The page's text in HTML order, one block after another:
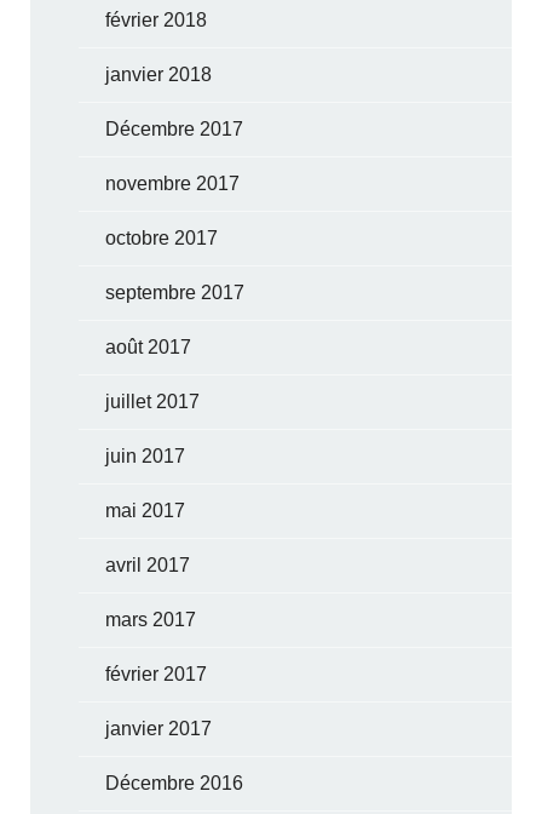
février 2018
janvier 2018
Décembre 2017
novembre 2017
octobre 2017
septembre 2017
août 2017
juillet 2017
juin 2017
mai 2017
avril 2017
mars 2017
février 2017
janvier 2017
Décembre 2016